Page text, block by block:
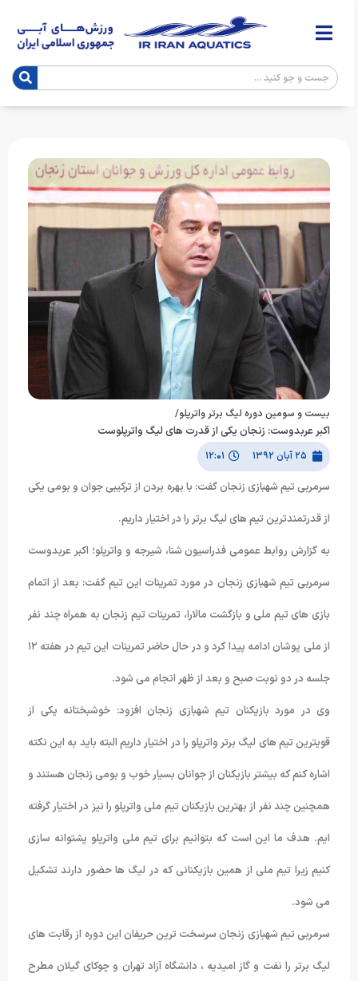
بيست و سومين دوره ليگ برتر واترپلو/
اکبر عربدوست: زنجان یکی از قدرت های لیگ واترپلوست
۲۵ آبان ۱۳۹۲ ۱۲:۰۱
سرمربی تیم شهبازی زنجان گفت: با بهره بردن از ترکیبی جوان و بومی یکی
از قدرتمندترین تیم های لیگ برتر را در اختیار داریم.
به گزارش روابط عمومی فدراسیون شنا، شیرجه و واترپلو؛ اکبر عربدوست
سرمربی تیم شهبازی زنجان در مورد تمرینات این تیم گفت: بعد از اتمام
بازی های تیم ملی و بازگشت مالارا، تمرینات تیم زنجان به همراه چند نفر
از ملی پوشان ادامه پیدا کرد و در حال حاضر تمرینات این تیم در هفته ۱۲
جلسه در دو نوبت صبح و بعد از ظهر انجام می شود.
وی در مورد بازیکنان تیم شهبازی زنجان افزود: خوشبختانه یکی از
قویترین تیم های لیگ برتر واترپلو را در اختیار داریم البته باید به این نکته
اشاره کنم که بیشتر بازیکنان از جوانان بسیار خوب و بومی زنجان هستند و
همچنین چند نفر از بهترین بازیکنان تیم ملی واترپلو را نیز در اختیار گرفته
ایم. هدف ما این است که بتوانیم برای تیم ملی واترپلو پشتوانه سازی
کنیم زیرا تیم ملی از همین بازیکنانی که در لیگ ها حضور دارند تشکیل
می شود.
سرمربی تیم شهبازی زنجان سرسخت ترین حریفان این دوره از رقابت های
لیگ برتر را نفت و گاز امیدیه ، دانشگاه آزاد تهران و چوکای گیلان مطرح